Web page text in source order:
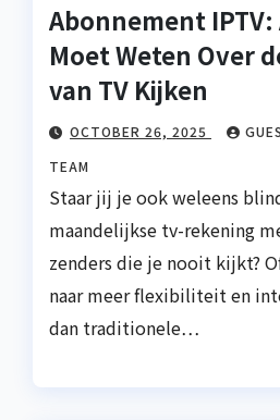
Abonnement IPTV:
Moet Weten Over
van TV Kijken
OCTOBER 26, 2025
TEAM
Staar jij je ook weleens
maandelijkse tv-rekening
zenders die je nooit kijkt?
naar meer flexibiliteit en
dan traditionele…